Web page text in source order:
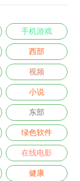
手机游戏
西部
视频
小说
东部
绿色软件
在线电影
健康